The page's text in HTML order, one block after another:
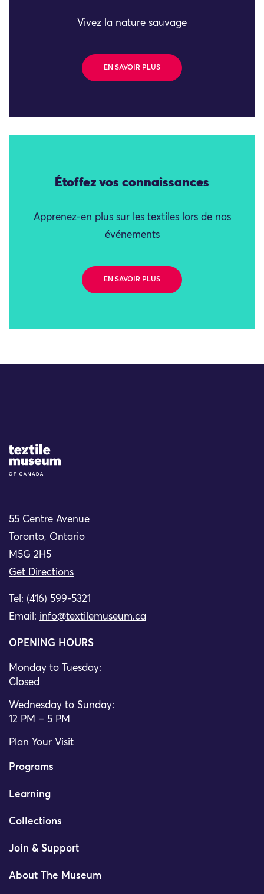
Vivez la nature sauvage
EN SAVOIR PLUS
Étoffez vos connaissances
Apprenez-en plus sur les textiles lors de nos
événements
EN SAVOIR PLUS
Site Logo
55 Centre Avenue
Toronto, Ontario
M5G 2H5
Get Directions
Tel: (416) 599-5321
Email: info@textilemuseum.ca
OPENING HOURS
Monday to Tuesday:
Closed
Wednesday to Sunday:
12 PM – 5 PM
Plan Your Visit
Programs
Learning
Collections
Join & Support
About The Museum